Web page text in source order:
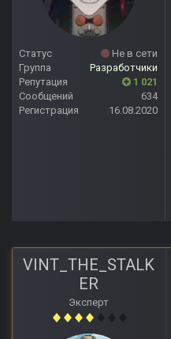
Статус
Не в сети
Группа
Разработчики
Репутация
1 021
Сообщений
634
Регистрация
16.08.2020
VINT_THE_STALK
ER
Эксперт